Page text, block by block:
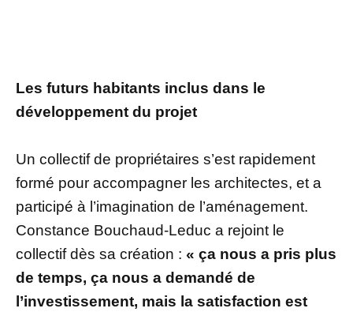
Les futurs habitants inclus dans le
développement du projet
Un collectif de propriétaires s’est rapidement
formé pour accompagner les architectes, et a
participé à l’imagination de l’aménagement.
Constance Bouchaud-Leduc a rejoint le
collectif dès sa création : « ça nous a pris plus
de temps, ça nous a demandé de
l’investissement, mais la satisfaction est